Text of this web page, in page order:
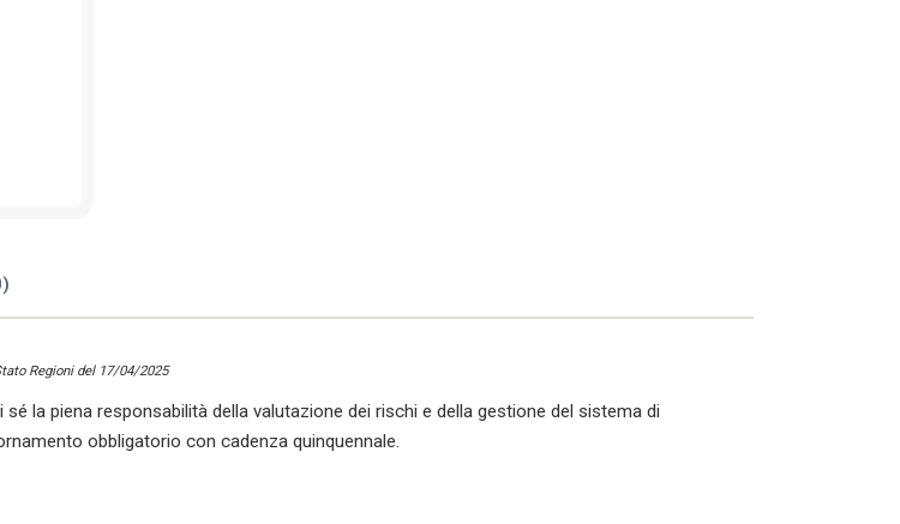
Regioni del 17/04/2025
la piena responsabilità della valutazione dei rischi e della gestione del sistema di
obbligatorio con cadenza quinquennale.